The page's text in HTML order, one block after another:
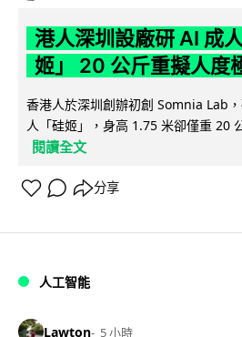
港人深圳設廠研 AI 成
姬」 20 公斤重擬人度
香港人於深圳創辦初創 Somnia Lab
人「硅姬」，身高 1.75 米卻僅重 20
閱讀全文
分享
人工智能
Lawton 5 小時